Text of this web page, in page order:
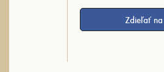
Zdieľať